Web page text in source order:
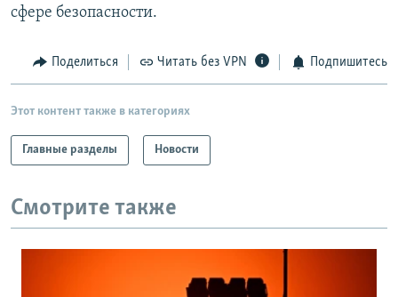
сфере безопасности.
Поделиться Читать без VPN Подпишитесь
Этот контент также в категориях
Главные разделы Новости
Смотрите также